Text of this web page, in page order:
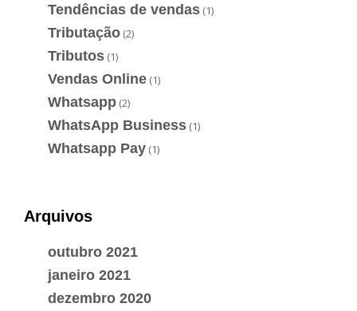
Tendências de vendas (1)
Tributação (2)
Tributos (1)
Vendas Online (1)
Whatsapp (2)
WhatsApp Business (1)
Whatsapp Pay (1)
Arquivos
outubro 2021
janeiro 2021
dezembro 2020